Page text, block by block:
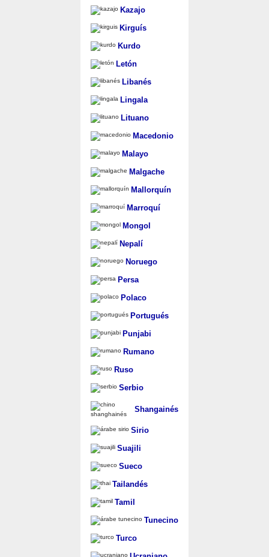
Kazajo
Kirguís
Kurdo
Letón
Libanés
Lingala
Lituano
Macedonio
Malayo
Malgache
Mallorquín
Marroquí
Mongol
Nepalí
Noruego
Persa
Polaco
Portugués
Punjabi
Rumano
Ruso
Serbio
Shangainés
Sirio
Suajili
Sueco
Tailandés
Tamil
Tunecino
Turco